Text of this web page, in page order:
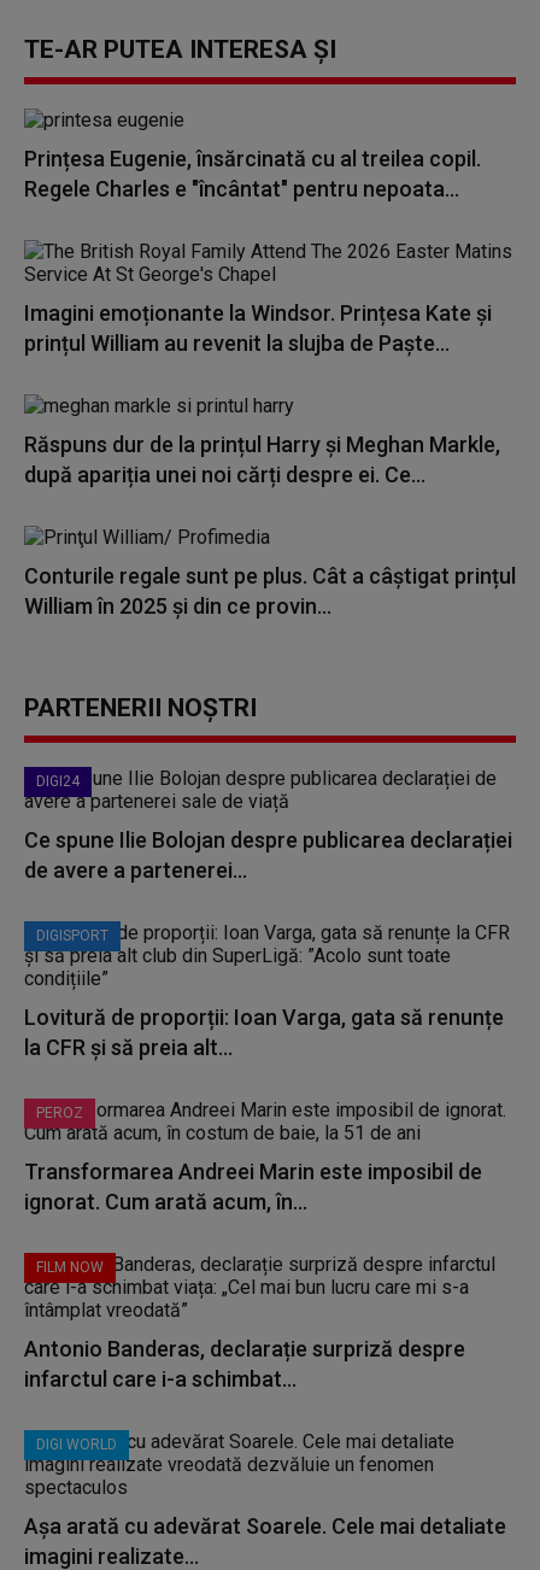
TE-AR PUTEA INTERESA ȘI
Prințesa Eugenie, însărcinată cu al treilea copil.
Regele Charles e "încântat" pentru nepoata...
Imagini emoționante la Windsor. Prințesa Kate și
prințul William au revenit la slujba de Paște...
Răspuns dur de la prințul Harry și Meghan Markle,
după apariția unei noi cărți despre ei. Ce...
Conturile regale sunt pe plus. Cât a câștigat prințul
William în 2025 și din ce provin...
PARTENERII NOȘTRI
DIGI24
Ce spune Ilie Bolojan despre publicarea declarației
de avere a partenerei...
DIGISPORT
Lovitură de proporții: Ioan Varga, gata să renunțe
la CFR și să preia alt...
PEROZ
Transformarea Andreei Marin este imposibil de
ignorat. Cum arată acum, în...
FILM NOW
Antonio Banderas, declarație surpriză despre
infarctul care i-a schimbat...
DIGI WORLD
Așa arată cu adevărat Soarele. Cele mai detaliate
imagini realizate...